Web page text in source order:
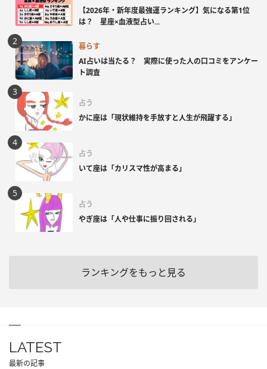
【2026年・新年度最強運ランキング】気になる第1位
は？ 星座×血液型占い...
暮らす
AI占いは当たる？ 実際に使った人の口コミをアンケー
ト調査
占う
かに座は「現状維持を手放すと人生が飛躍する」
占う
いて座は「カリスマ性が高まる」
占う
やぎ座は「人や仕事に振り回される」
ランキングをもっと見る
LATEST
最新の記事